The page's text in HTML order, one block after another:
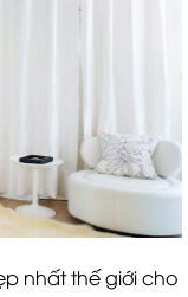
nhất thế giới cho